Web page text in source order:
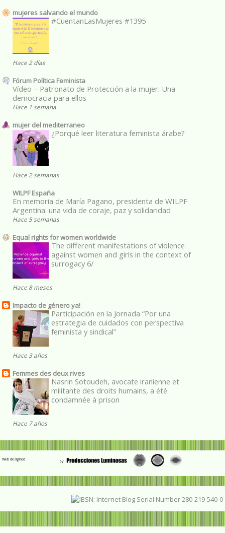
mujeres salvando el mundo
#CuentanLasMujeres #1395
Hace 2 días
Fórum Política Feminista
Vídeo – Patronato de Protección a la mujer: Una
democracia para ellos
Hace 1 semana
mujer del mediterraneo
¿Porqué leer literatura feminista árabe?
Hace 2 semanas
WILPF España
En memoria de María Pagano, presidenta de WILPF
Argentina: una vida de coraje, paz y solidaridad
Hace 5 semanas
Equal rights for women worldwide
The different manifestations of violence
against women and girls in the context of
surrogacy 6/
Hace 8 meses
Impacto de género ya!
Participación en la Jornada “Por una
estrategia de cuidados con perspectiva
feminista y sindical”
Hace 3 años
Femmes des deux rives
Nasrin Sotoudeh, avocate iranienne et
militante des droits humains, a été
condamnée à prison
Hace 7 años
Web designed